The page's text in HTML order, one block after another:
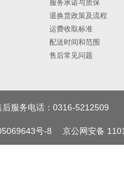
服务承诺与质保
退换货政策及流程
运费收取标准
配送时间和范围
售后常见问题
后服务电话：0316-5212509
号-8 京公网安备